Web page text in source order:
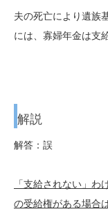
夫の死亡により遺族
には、寡婦年金は支
解説
解答：誤
「支給されない」わ
の受給権がある場合